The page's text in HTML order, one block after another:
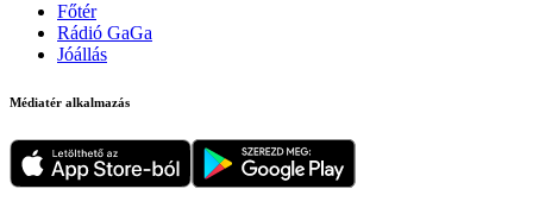
Főtér
Rádió GaGa
Jóállás
Médiatér alkalmazás